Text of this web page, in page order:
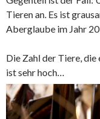
Tieren an. Es ist
Aberglaube im Jahr
Die Zahl der Tiere,
ist sehr hoch…